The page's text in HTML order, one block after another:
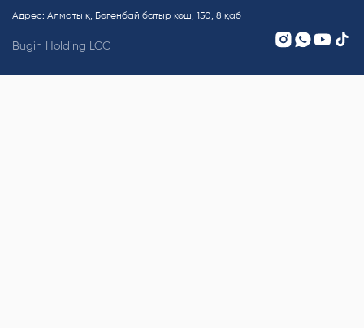
Адрес: Алматы қ, Бөгенбай батыр көш, 150, 8 қаб
Bugin Holding LCC